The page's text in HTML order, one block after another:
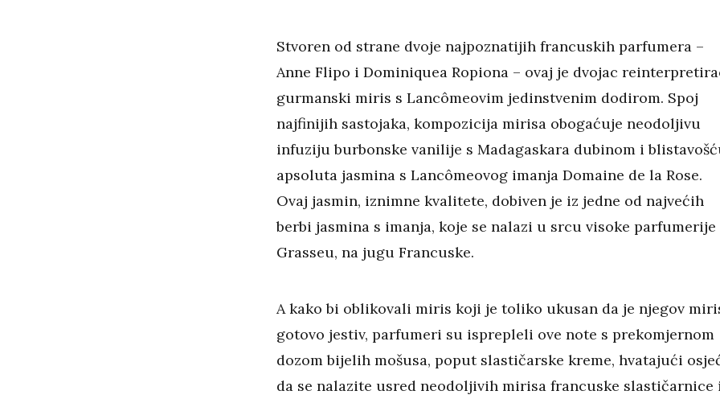
Stvoren od strane dvoje najpoznatijih francuskih parfumera –
Anne Flipo i Dominiquea Ropiona – ovaj je dvojac
gurmanski miris s Lancômeovim jedinstvenim dodirom. Spoj
najfinijih sastojaka, kompozicija mirisa obogaćuje neodoljivu
infuziju burbonske vanilije s Madagaskara dubinom i
apsoluta jasmina s Lancômeovog imanja Domaine de la Rose.
Ovaj jasmin, iznimne kvalitete, dobiven je iz jedne od najvećih
berbi jasmina s imanja, koje se nalazi u srcu visoke parfumerije
Grasseu, na jugu Francuske.
A kako bi oblikovali miris koji je toliko ukusan da je njegov
gotovo jestiv, parfumeri su isprepleli ove note s prekomjernom
dozom bijelih mošusa, poput slastičarske kreme, hvatajući
da se nalazite usred neodoljivih mirisa francuske slastičarnice